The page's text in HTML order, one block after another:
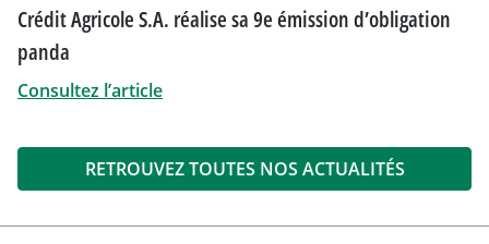
Crédit Agricole S.A. réalise sa 9e émission d’obligation
panda
Consultez l’article
RETROUVEZ TOUTES NOS ACTUALITÉS